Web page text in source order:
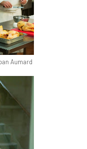
Aumard